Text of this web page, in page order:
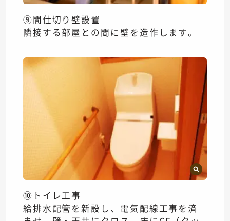
⑨間仕切り壁設置
隣接する部屋との間に壁を造作します。
⑩トイレ工事
給排水配管を新設し、電気配線工事を済